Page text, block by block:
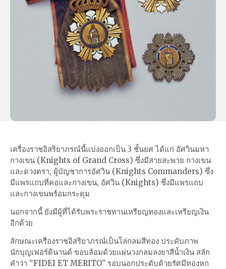
เครื่องราชอิสริยาภรณ์นี้แบ่งออกเป็น 3 ชั้นยศ ได้แก่ อัศวินมหา
กางเขน (Knights of Grand Cross) ซึ่งมีสายสะพาย กางเขน
และดวงตรา, ผู้บัญชาการอัศวิน (Knights Commanders) ซึ่ง
มีแพรแถบที่คอและกางเขน, อัศวิน (Knights) ซึ่งมีแพรแถบ
และกางเขนพร้อมกระดุม
นอกจากนี้ ยังมีผู้ที่ได้รับพระราชทานเหรียญทองและเหรียญเงิน
อีกด้วย
ลักษณะเครื่องราชอิสริยาภรณ์เป็นโล่กลมสีทอง ประดับภาพ
นักบุญเฟอร์ดินานด์ ขอบล้อมด้วยแผ่นวงกลมลงยาสีน้ำเงิน สลัก
คำว่า “FIDEI ET MERITO” รอบนอกประดับด้วยรัศมีทองหก